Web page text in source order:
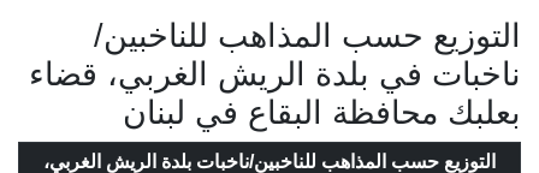
التوزيع حسب المذاهب للناخبين/
ناخبات في بلدة الريش الغربي، قضاء
بعلبك محافظة البقاع في لبنان
التوزيع حسب المذاهب للناخبين/ناخبات بلدة الريش الغربي،